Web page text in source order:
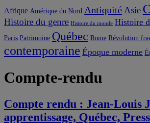
Afrique Amérique du Nord Antiquité Asie
Histoire du genre Histoire du monde Histoire
Paris Patrimoine Québec Rome Révolution
contemporaine Époque moderne
Compte-rendu
Compte rendu : Jean-Louis
apprentissage, Québec,